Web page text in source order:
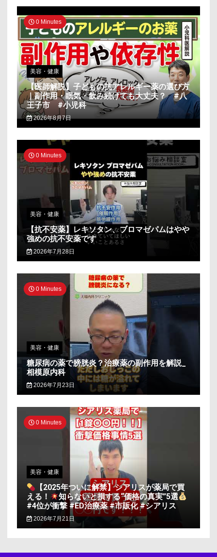
0 Minutes
美容・健康
【医師解説】子どもの抗アレルギー薬の選び方
｜副作用・眠気・飲み続けても大丈夫？ #八
王子市 #小児科
2026年8月7日
0 Minutes
美容・健康
【抗不安薬】レキソタン、ブロマゼパムはやや
強めの抗不安薬です
2026年7月28日
0 Minutes
美容・健康
糖尿病の薬で膀胱炎？治療薬の副作用を解説_
相模原内科
2026年7月23日
0 Minutes
美容・健康
【2025年ついに解禁】シアリスが薬局で買
える！
知らないと損する“価格の真実”5選
#4位が衝撃 #ED治療薬 #市販化 #シアリス
2026年7月21日